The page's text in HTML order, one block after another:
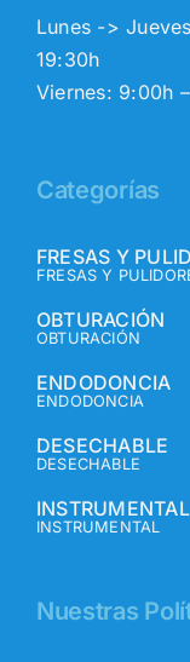
Lunes ->
19:30h
Viernes: 9:00h
Categorías
FRESAS Y
FRESAS Y
OBTURACIÓN
OBTURACIÓN
ENDODONCIA
ENDODONCIA
DESECHABLE
DESECHABLE
INSTRUMENTAL
INSTRUMENTAL
Nuestras